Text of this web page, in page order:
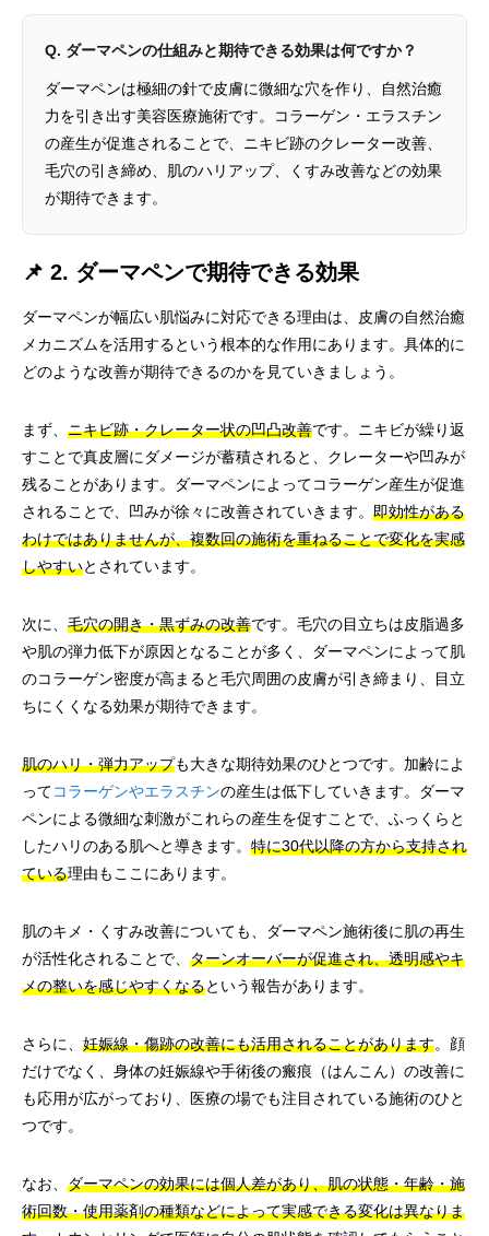
Q. ダーマペンの仕組みと期待できる効果は何ですか？
ダーマペンは極細の針で皮膚に微細な穴を作り、自然治癒
力を引き出す美容医療施術です。コラーゲン・エラスチン
の産生が促進されることで、ニキビ跡のクレーター改善、
毛穴の引き締め、肌のハリアップ、くすみ改善などの効果
が期待できます。
📌 2. ダーマペンで期待できる効果
ダーマペンが幅広い肌悩みに対応できる理由は、皮膚の自然治癒
メカニズムを活用するという根本的な作用にあります。具体的に
どのような改善が期待できるのかを見ていきましょう。
まず、 ニキビ跡・クレーター状の凹凸改善です。ニキビが繰り返
すことで真皮層にダメージが蓄積されると、クレーターや凹みが
残ることがあります。ダーマペンによってコラーゲン産生が促進
されることで、凹みが徐々に改善されていきます。 即効性がある
わけではありませんが、複数回の施術を重ねることで変化を実感
しやすいとされています。
次に、 毛穴の開き・黒ずみの改善です。毛穴の目立ちは皮脂過多
や肌の弾力低下が原因となることが多く、ダーマペンによって肌
のコラーゲン密度が高まると毛穴周囲の皮膚が引き締まり、目立
ちにくくなる効果が期待できます。
肌のハリ・弾力アップも大きな期待効果のひとつです。加齢によ
ってコラーゲンやエラスチンの産生は低下していきます。ダーマ
ペンによる微細な刺激がこれらの産生を促すことで、ふっくらと
したハリのある肌へと導きます。 特に30代以降の方から支持され
ている理由もここにあります。
肌のキメ・くすみ改善についても、ダーマペン施術後に肌の再生
が活性化されることで、 ターンオーバーが促進され、透明感やキ
メの整いを感じやすくなるという報告があります。
さらに、 妊娠線・傷跡の改善にも活用されることがあります。顔
だけでなく、身体の妊娠線や手術後の瘢痕（はんこん）の改善に
も応用が広がっており、医療の場でも注目されている施術のひと
つです。
なお、 ダーマペンの効果には個人差があり、肌の状態・年齢・施
術回数・使用薬剤の種類などによって実感できる変化は異なりま